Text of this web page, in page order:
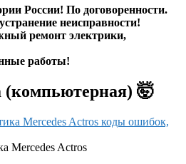
России! По договоренности.
неисправности!
ремонт электрики,
работы!
(компьютерная) 🤯
Mercedes Actros